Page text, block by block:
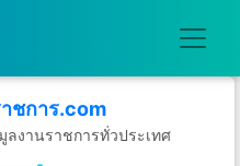
ชการ.com
ลงานราชการทั่วประเทศ